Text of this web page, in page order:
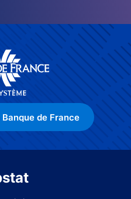
de France